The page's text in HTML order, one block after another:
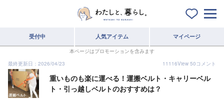
受付中 人気アイテム マイページ
本ページはプロモーションを含みます
最終更新日：2026/04/23
11116View 50コメント
重いものも楽に運べる！運搬ベルト・キャリーベル
ト・引っ越しベルトのおすすめは？